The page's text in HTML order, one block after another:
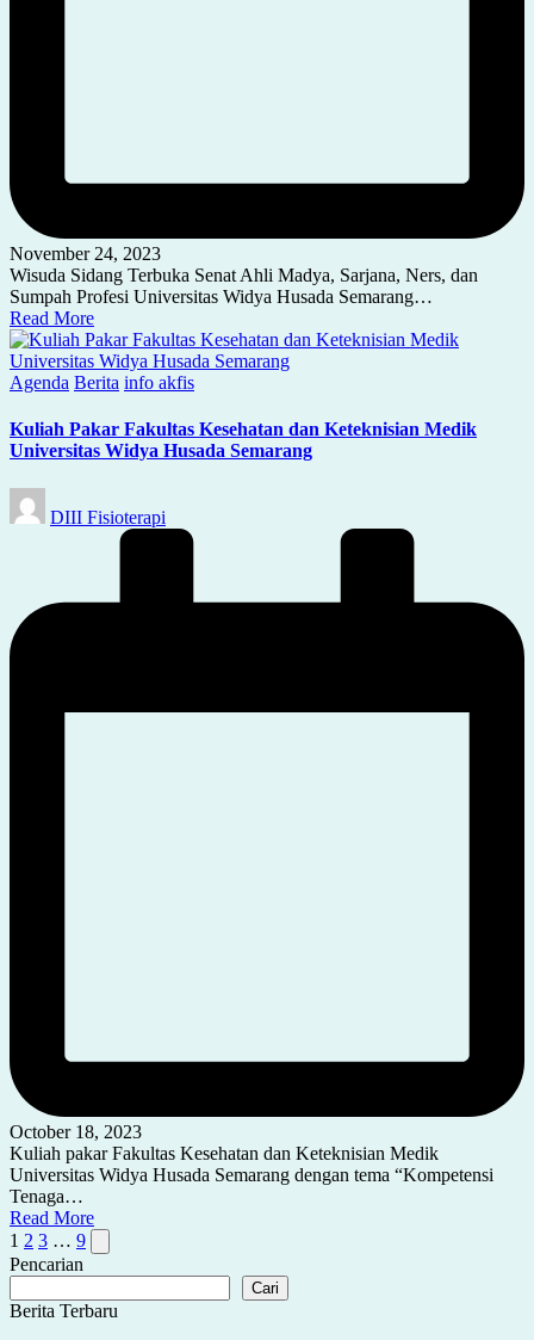
November 24, 2023
Wisuda Sidang Terbuka Senat Ahli Madya, Sarjana, Ners, dan
Sumpah Profesi Universitas Widya Husada Semarang…
Read More
Posted
Agenda Berita info akfis
Kuliah Pakar Fakultas Kesehatan dan Keteknisian Medik
Universitas Widya Husada Semarang
Posted
by
DIII Fisioterapi
October 18, 2023
Kuliah pakar Fakultas Kesehatan dan Keteknisian Medik
Universitas Widya Husada Semarang dengan tema “Kompetensi
Tenaga…
Read More
Posts
pagination
1 2 3 … 9 Next
page
Pencarian
Cari
Berita Terbaru